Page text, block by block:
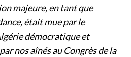
majeure, en tant que
était mue par le
démocratique et
nos aînés au Congrès de la